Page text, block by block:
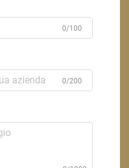
0/100
0/200